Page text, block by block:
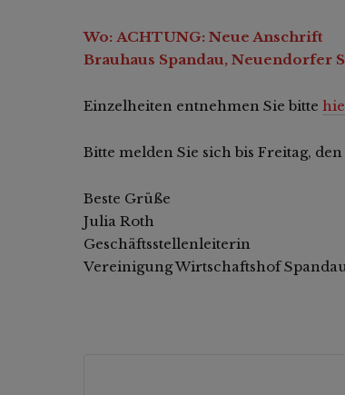
Wo: ACHTUNG: Neue Anschrift
Brauhaus Spandau, Neuendorfer
Einzelheiten entnehmen Sie bitte
Bitte melden Sie sich bis Freitag,
Beste Grüße
Julia Roth
Geschäftsstellenleiterin
Vereinigung Wirtschaftshof